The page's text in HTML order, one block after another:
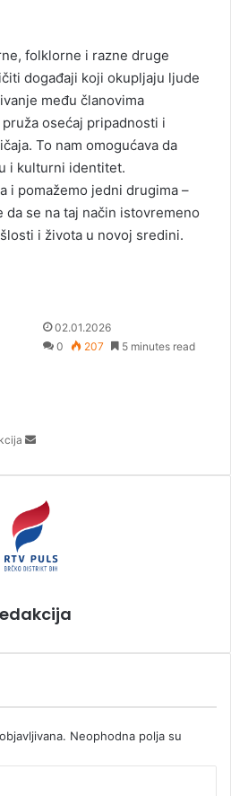
folklorne i razne druge
događaji koji okupljaju ljude
među članovima
osećaj pripadnosti i
To nam omogućava da
i kulturni identitet.
i pomažemo jedni drugima –
da se na taj način istovremeno
i života u novoj sredini.
a
02.01.2026
0
207 5 minutes read
Neophodna polja su